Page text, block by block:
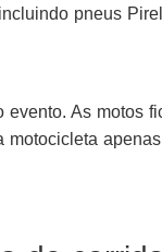
pneus
As motos